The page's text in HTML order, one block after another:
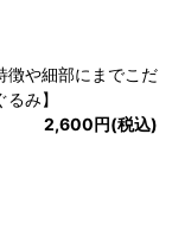
徴や細部にまでこだ
み】
2,600円(税込)